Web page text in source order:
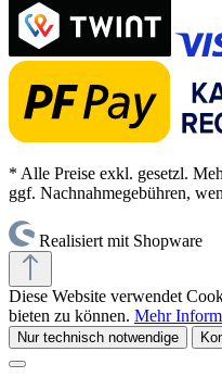
* Alle Preise exkl. gesetzl.
ggf. Nachnahmegebühren,
Realisiert mit Shopware
Diese Website verwendet
bieten zu können. Mehr
Nur technisch notwendige